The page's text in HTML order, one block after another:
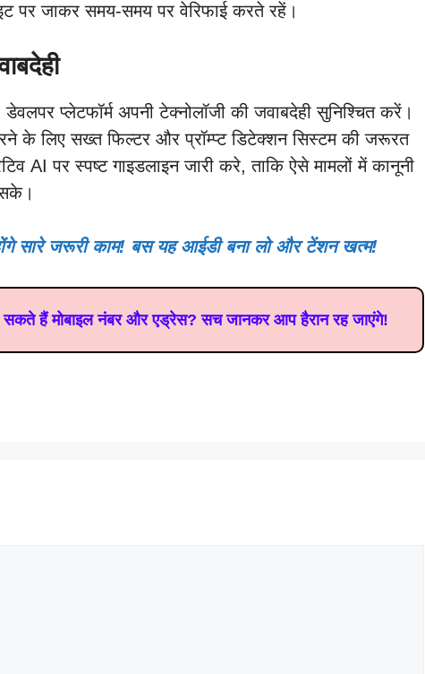
पर जाकर समय-समय पर वेरिफाई करते रहें।
प्लेटफॉर्म अपनी टेक्नोलॉजी की जवाबदेही सुनिश्चित करें।
के लिए सख्त फिल्टर और प्रॉम्प्ट डिटेक्शन सिस्टम की जरूरत
AI पर स्पष्ट गाइडलाइन जारी करे, ताकि ऐसे मामलों में कानूनी
सके।
सारे जरूरी काम! बस यह आईडी बना लो और टेंशन खत्म!
सकते हैं मोबाइल नंबर और एड्रेस? सच जानकर आप हैरान रह जाएंगे!